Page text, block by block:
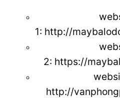
1: http://
2: https://
http://